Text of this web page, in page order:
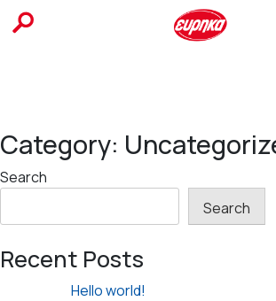
Skip
to
Category:
Search
Search
Recent Posts
Hello world!